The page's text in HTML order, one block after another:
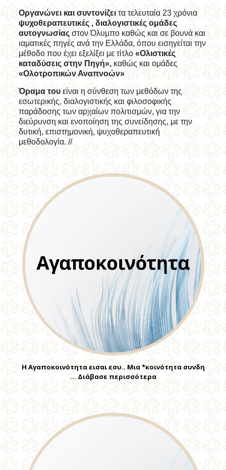
Οργανώνει και συντονίζειτα τελευταία 23 χρόνια
ψυχοθεραπευτικές , διαλογιστικές ομάδες
αυτογνωσίας στον Όλυμπο καθώς και σε βουνά και
ιαματικές πηγές ανά την Ελλάδα, όπου εισηγείται την
μέθοδο που έχει εξελίξει με τίτλο «Ολιστικές
καταδύσεις στην Πηγή», καθώς και ομάδες
«Ολοτροπικών Αναπνοών»
Όραμα τουείναι η σύνθεση των μεθόδων της
εσωτερικής, διαλογιστικής και φιλοσοφικής
παράδοσης των αρχαίων πολιτισμών, για την
διεύρυνση και ενοποίηση της συνείδησης, με την
δυτική, επιστημονική, ψυχοθεραπευτική
μεθοδολογία. //
Η Αγαποκοινότητα εισαι εσυ.. Μια *κοινότητα συνδη
… Διάβασε περισσότερα